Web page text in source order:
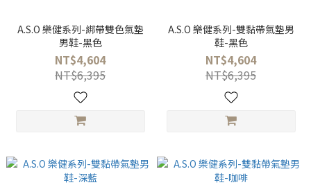
A.S.O 樂健系列-綁帶雙色氣墊
男鞋-黑色
NT$4,604
NT$6,395
A.S.O 樂健系列-雙黏帶氣墊男
鞋-黑色
NT$4,604
NT$6,395